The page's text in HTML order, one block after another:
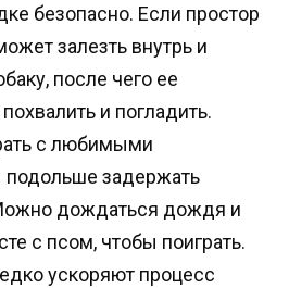
безопасно. Если простор
залезть внутрь и
после чего ее
и погладить.
с любимыми
задержать
дождаться дождя и
с псом, чтобы поиграть.
ускоряют процесс